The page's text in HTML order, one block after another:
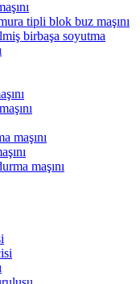
tipli blok buz maşını
birbaşa soyutma
maşını
maşını